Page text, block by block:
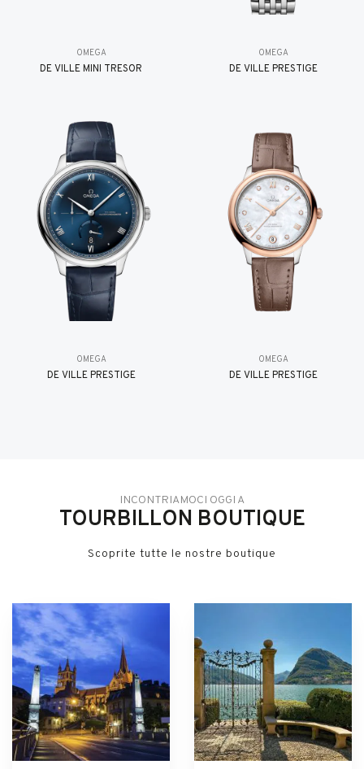
OMEGA
DE VILLE MINI TRÉSOR
OMEGA
DE VILLE PRESTIGE
OMEGA
DE VILLE PRESTIGE
OMEGA
DE VILLE PRESTIGE
INCONTRIAMOCI OGGI A
TOURBILLON BOUTIQUE
Scoprite tutte le nostre boutique